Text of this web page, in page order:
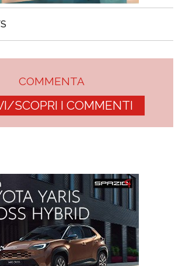
COMMENTA
SCOPRI I COMMENTI